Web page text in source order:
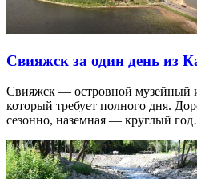
Свияжск за один день из
Свияжск — островной музейный
который требует полного дня.
сезонно, наземная — круглый